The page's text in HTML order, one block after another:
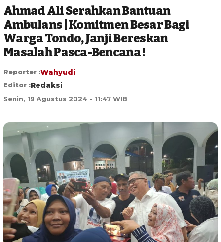
Ahmad Ali Serahkan Bantuan
Ambulans | Komitmen Besar Bagi
Warga Tondo, Janji Bereskan
Masalah Pasca-Bencana !
Reporter :Wahyudi
Editor :Redaksi
Senin, 19 Agustus 2024 - 11:47 WIB